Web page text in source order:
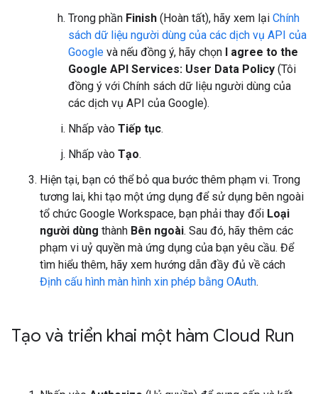
Trong phần Finish (Hoàn tất), hãy xem lại Chính
sách dữ liệu người dùng của các dịch vụ API của
Google và nếu đồng ý, hãy chọn I agree to the
Google API Services: User Data Policy (Tôi
đồng ý với Chính sách dữ liệu người dùng của
các dịch vụ API của Google).
Nhấp vào Tiếp tục.
Nhấp vào Tạo.
Hiện tại, bạn có thể bỏ qua bước thêm phạm vi. Trong
tương lai, khi tạo một ứng dụng để sử dụng bên ngoài
tổ chức Google Workspace, bạn phải thay đổi Loại
người dùng thành Bên ngoài. Sau đó, hãy thêm các
phạm vi uỷ quyền mà ứng dụng của bạn yêu cầu. Để
tìm hiểu thêm, hãy xem hướng dẫn đầy đủ về cách
Định cấu hình màn hình xin phép bằng OAuth.
Tạo và triển khai một hàm Cloud Run